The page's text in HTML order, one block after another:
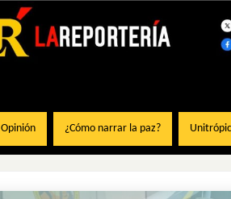
Opinión ¿Cómo narrar la paz?